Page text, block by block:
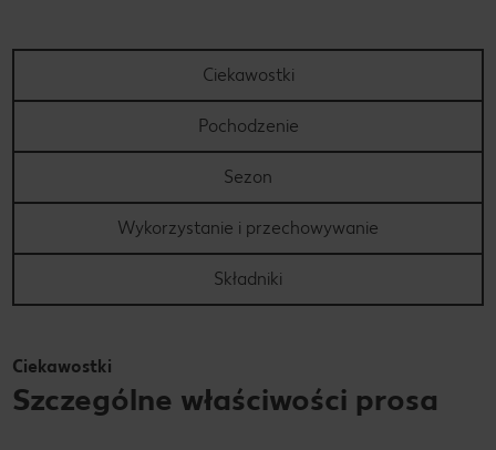
Ciekawostki
Pochodzenie
Sezon
Wykorzystanie i przechowywanie
Składniki
Ciekawostki
Szczególne właściwości prosa